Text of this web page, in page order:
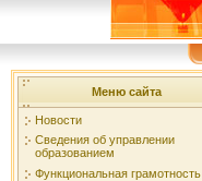
Меню сайта
Новости
Сведения об управлении
образованием
Функциональная грамотность